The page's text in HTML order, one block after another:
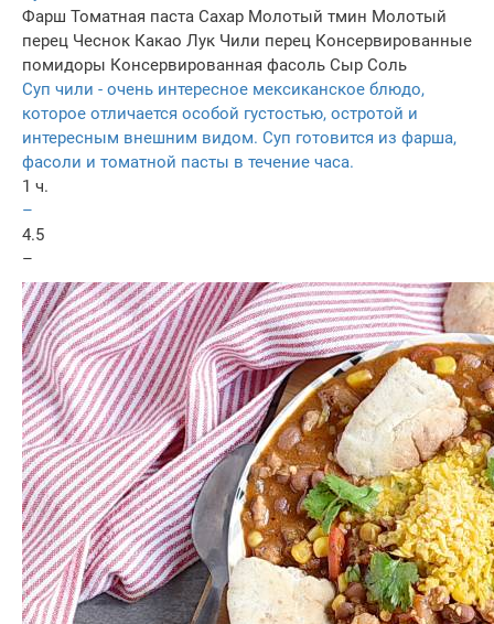
Фарш Томатная паста Сахар Молотый тмин Молотый
перец Чеснок Какао Лук Чили перец Консервированные
помидоры Консервированная фасоль Сыр Соль
Суп чили - очень интересное мексиканское блюдо,
которое отличается особой густостью, остротой и
интересным внешним видом. Суп готовится из фарша,
фасоли и томатной пасты в течение часа.
1 ч.
–
4.5
–